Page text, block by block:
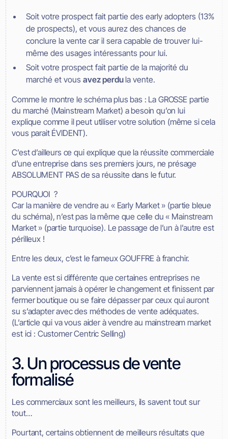
Soit votre prospect fait partie des early adopters (13%
de prospects), et vous aurez des chances de
conclure la vente car il sera capable de trouver lui-
même des usages intéressants pour lui.
Soit votre prospect fait partie de la majorité du
marché et vousavez perdula vente.
Comme le montre le schéma plus bas : La GROSSE partie
du marché (Mainstream Market) a besoin qu’on lui
explique comme il peut utiliser votre solution (même si cela
vous parait ÉVIDENT).
C’est d’ailleurs ce qui explique que la réussite commerciale
d’une entreprise dans ses premiers jours, ne présage
ABSOLUMENT PAS de sa réussite dans le futur.
POURQUOI ?
Car la manière de vendre au « Early Market » (partie bleue
du schéma), n’est pas la même que celle du « Mainstream
Market » (partie turquoise). Le passage de l’un à l’autre est
périlleux !
Entre les deux, c’est le fameux GOUFFRE à franchir.
La vente est si différente que certaines entreprises ne
parviennent jamais à opérer le changement et finissent par
fermer boutique ou se faire dépasser par ceux qui auront
su s’adapter avec des méthodes de vente adéquates.
(L’article qui va vous aider à vendre au mainstream market
est ici : Customer Centric Selling)
3. Un processus de vente
formalisé
Les commerciaux sont les meilleurs, ils savent tout sur
tout…
Pourtant, certains obtiennent de meilleurs résultats que